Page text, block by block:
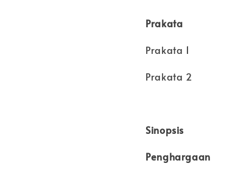
Prakata
Prakata 1
Prakata 2
Sinopsis
Penghargaan